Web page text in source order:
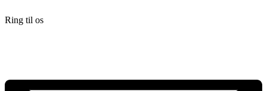
Ring til os